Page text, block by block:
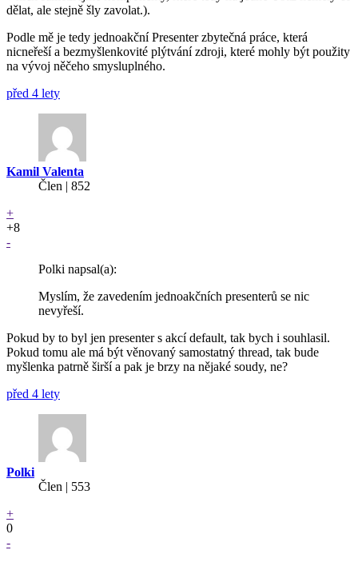
dělat, ale stejně šly zavolat.).
Podle mě je tedy jednoakční Presenter zbytečná práce, která
nicneřeší a bezmyšlenkovité plýtvání zdroji, které mohly být použity
na vývoj něčeho smysluplného.
před 4 lety
Kamil Valenta
Člen | 852
+
+8
-
Polki napsal(a):
Myslím, že zavedením jednoakčních presenterů se nic
nevyřeší.
Pokud by to byl jen presenter s akcí default, tak bych i souhlasil.
Pokud tomu ale má být věnovaný samostatný thread, tak bude
myšlenka patrně širší a pak je brzy na nějaké soudy, ne?
před 4 lety
Polki
Člen | 553
+
0
-